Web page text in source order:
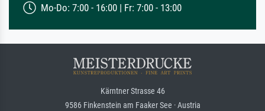
Mo-Do: 7:00 - 16:00 | Fr: 7:00 - 13:00
Kärntner Strasse 46
9586 Finkenstein am Faaker See · Austria